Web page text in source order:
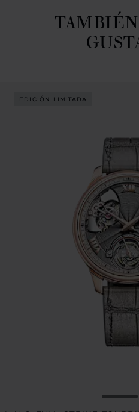
EDICIÓN LIMITADA
IR A